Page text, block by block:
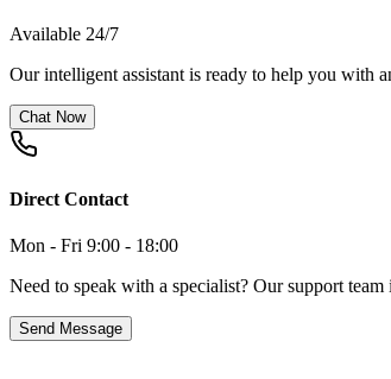
Available 24/7
Our intelligent assistant is ready to help you with
Chat Now
Direct Contact
Mon - Fri 9:00 - 18:00
Need to speak with a specialist? Our support
Send Message